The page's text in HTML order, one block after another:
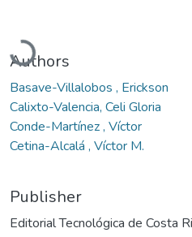
Loading...
Authors
Basave-Villalobos , Erickson
Calixto-Valencia, Celi Gloria
Conde-Martínez , Víctor
Cetina-Alcalá , Víctor M.
Publisher
Editorial Tecnológica de Costa